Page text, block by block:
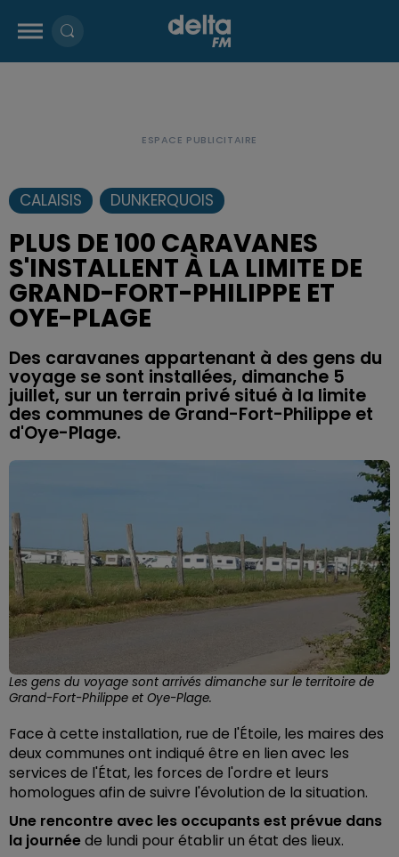
CALAISIS DUNKERQUOIS
PLUS DE 100 CARAVANES
S'INSTALLENT À LA LIMITE DE
GRAND-FORT-PHILIPPE ET
OYE-PLAGE
Des caravanes appartenant à des gens du
voyage se sont installées, dimanche 5
juillet, sur un terrain privé situé à la limite
des communes de Grand-Fort-Philippe et
d'Oye-Plage.
Les gens du voyage sont arrivés dimanche sur le territoire de
Grand-Fort-Philippe et Oye-Plage.
Face à cette installation, rue de l'Étoile, les maires des
deux communes ont indiqué être en lien avec les
services de l'État, les forces de l'ordre et leurs
homologues afin de suivre l'évolution de la situation.
Une rencontre avec les occupants est prévue dans
la journéede lundi pour établir un état des lieux.